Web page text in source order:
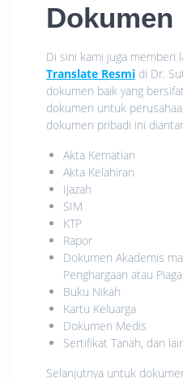
Dokumen
Di sini kami juga memberi
Translate Resmi di Dr.
dokumen baik yang
dokumen untuk
dokumen pribadi ini
Akta Kematian
Akta Kelahiran
Ijazah
SIM
KTP
Rapor
Dokumen Akademis
Penghargaan atau
Buku Nikah
Kartu Keluarga
Dokumen Medis
Sertifikat Tanah, dan
Selanjutnya untuk